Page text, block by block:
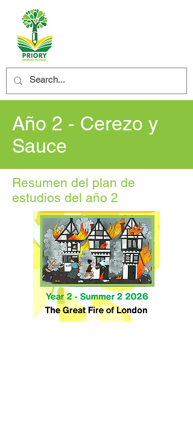
Año 2 - Cerezo y
Sauce
Resumen del plan de
estudios del año 2